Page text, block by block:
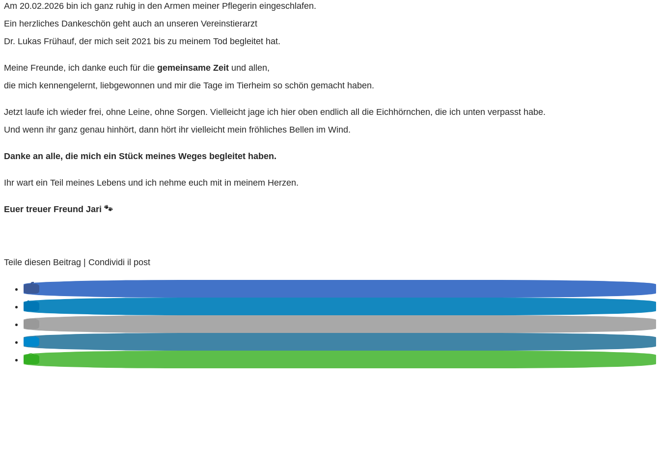
Am 20.02.2026 bin ich ganz ruhig in den Armen meiner Pflegerin eingeschlafen.
Ein herzliches Dankeschön geht auch an unseren Vereinstierarzt
Dr. Lukas Frühauf, der mich seit 2021 bis zu meinem Tod begleitet hat.
Meine Freunde, ich danke euch für die gemeinsame Zeit und allen,
die mich kennengelernt, liebgewonnen und mir die Tage im Tierheim so schön gemacht haben.
Jetzt laufe ich wieder frei, ohne Leine, ohne Sorgen. Vielleicht jage ich hier oben endlich all die Eichhörnchen, die ich unten verpasst habe.
Und wenn ihr ganz genau hinhört, dann hört ihr vielleicht mein fröhliches Bellen im Wind.
Danke an alle, die mich ein Stück meines Weges begleitet haben.
Ihr wart ein Teil meines Lebens und ich nehme euch mit in meinem Herzen.
Euer treuer Freund Jari 🐾
Teile diesen Beitrag | Condividi il post